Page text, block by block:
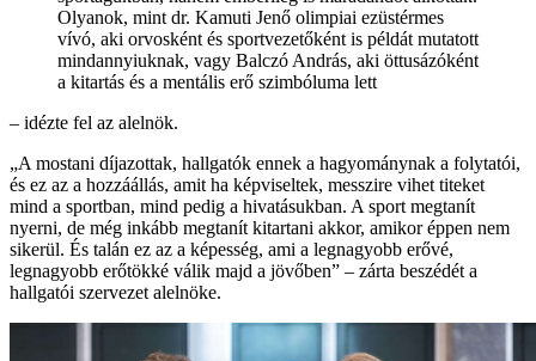
Olyanok, mint dr. Kamuti Jenő olimpiai ezüstérmes
vívó, aki orvosként és sportvezetőként is példát mutatott
mindannyiuknak, vagy Balczó András, aki öttusázóként
a kitartás és a mentális erő szimbóluma lett
– idézte fel az alelnök.
„A mostani díjazottak, hallgatók ennek a hagyománynak a folytatói,
és ez az a hozzáállás, amit ha képviseltek, messzire vihet titeket
mind a sportban, mind pedig a hivatásukban. A sport megtanít
nyerni, de még inkább megtanít kitartani akkor, amikor éppen nem
sikerül. És talán ez az a képesség, ami a legnagyobb erővé,
legnagyobb erőtökké válik majd a jövőben” – zárta beszédét a
hallgatói szervezet alelnöke.